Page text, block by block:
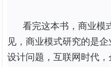
看完这本书，商业模
见，商业模式研究的是
设计问题，互联网时代